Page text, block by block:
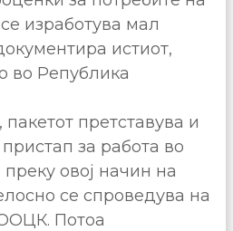
изработува мал
истиот,
во Република
претставува и
за работа во
овој начин на
се спроведува на
Потоа